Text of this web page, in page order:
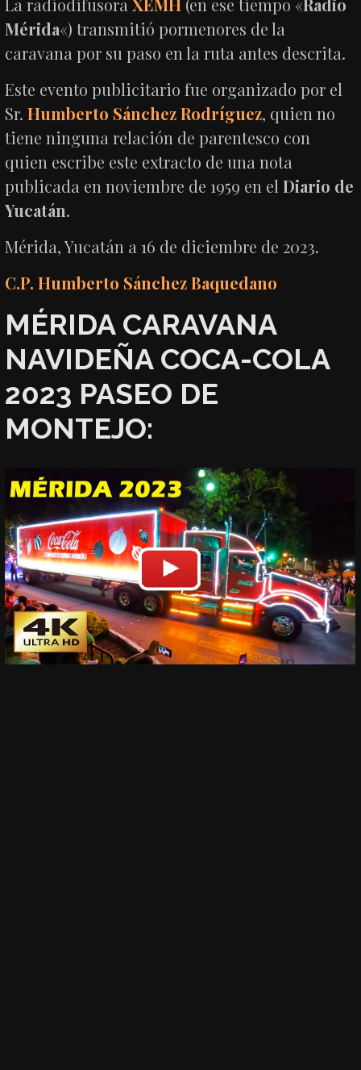
Mérida«) transmitió pormenores de la
caravana por su paso en la ruta antes descrita.
Este evento publicitario fue organizado por el
Sr.Humberto Sánchez Rodríguez, quien no
tiene ninguna relación de parentesco con
quien escribe este extracto de una nota
publicada en noviembre de 1959 en elDiario de
Yucatán.
Mérida, Yucatán a 16 de diciembre de 2023.
C.P. Humberto Sánchez Baquedano
MÉRIDA CARAVANA
NAVIDEÑA COCA-COLA
2023 PASEO DE
MONTEJO: